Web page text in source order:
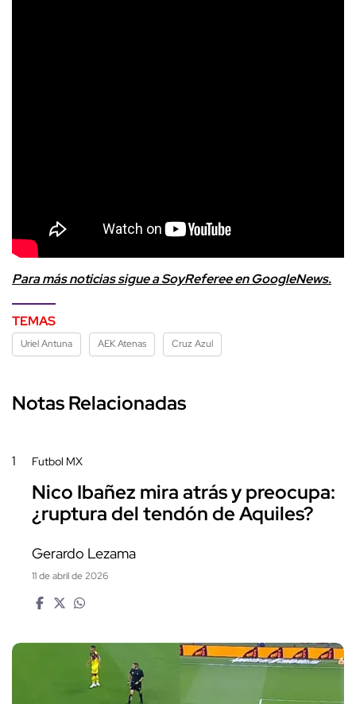
Para más noticias sigue a SoyReferee en GoogleNews.
TEMAS
Uriel Antuna AEK Atenas Cruz Azul
Notas Relacionadas
1 Futbol MX
Nico Ibañez mira atrás y preocupa:
¿ruptura del tendón de Aquiles?
Gerardo Lezama
11 de abril de 2026